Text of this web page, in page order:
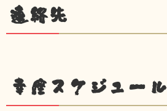
連絡先
幸座スケジュール